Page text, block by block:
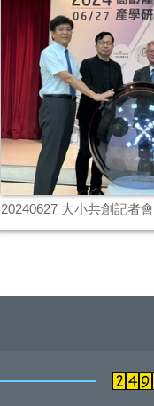
20240627 大小共創記者會